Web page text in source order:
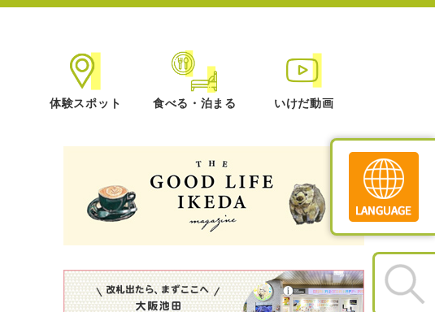
体験スポット 食べる・泊まる いけだ動画
Translate
»